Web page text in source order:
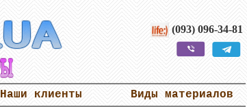
(093) 096-34-81
Наши клиенты Виды материалов